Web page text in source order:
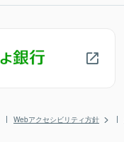
Webアクセシビリティ方針